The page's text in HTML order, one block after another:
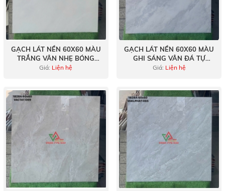
GẠCH LÁT NỀN 60X60 MÀU
TRẮNG VÂN NHẸ BÓNG
KÍNH
Giá: Liện hệ
GẠCH LÁT NỀN 60X60 MÀU
GHI SÁNG VÂN ĐÁ TỰ
NHIÊN
Giá: Liện hệ